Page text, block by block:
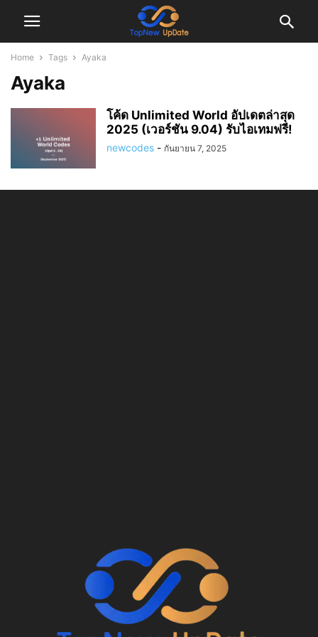
Home Tags Ayaka
Ayaka
โค้ด Unlimited World อัปเดตล่าสุด
2025 (เวอร์ชัน 9.04) รับไอเทมฟรี!
newcodes - กันยายน 7, 2025